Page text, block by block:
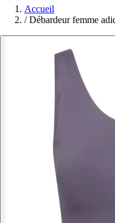
Accueil
/ Débardeur femme